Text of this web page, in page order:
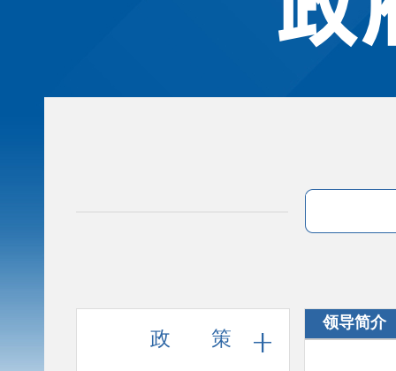
政 策
领导简介